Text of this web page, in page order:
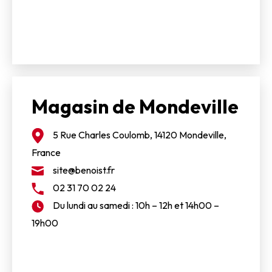
Magasin de Mondeville
5 Rue Charles Coulomb, 14120 Mondeville,
France
site@benoist.fr
02 31 70 02 24
Du lundi au samedi : 10h – 12h et 14h00 –
19h00